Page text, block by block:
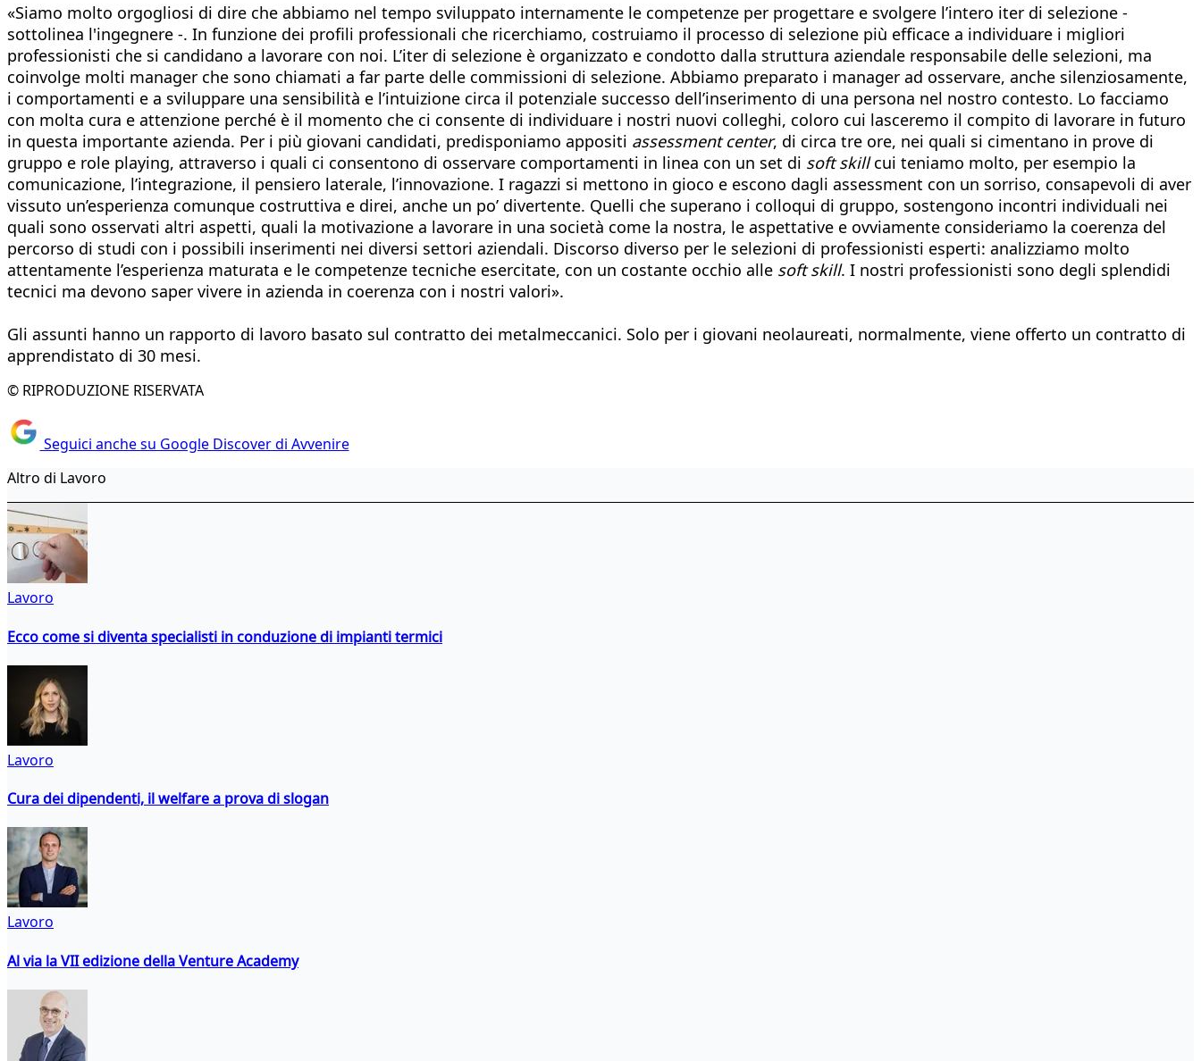
«Siamo molto orgogliosi di dire che abbiamo nel tempo sviluppato internamente le competenze per progettare e svolgere l’intero iter di selezione -
sottolinea l'ingegnere -. In funzione dei profili professionali che ricerchiamo, costruiamo il processo di selezione più efficace a individuare i migliori
professionisti che si candidano a lavorare con noi. L’iter di selezione è organizzato e condotto dalla struttura aziendale responsabile delle selezioni, ma
coinvolge molti manager che sono chiamati a far parte delle commissioni di selezione. Abbiamo preparato i manager ad osservare, anche silenziosamente,
i comportamenti e a sviluppare una sensibilità e l’intuizione circa il potenziale successo dell’inserimento di una persona nel nostro contesto. Lo facciamo
con molta cura e attenzione perché è il momento che ci consente di individuare i nostri nuovi colleghi, coloro cui lasceremo il compito di lavorare in futuro
in questa importante azienda. Per i più giovani candidati, predisponiamo appositi assessment center, di circa tre ore, nei quali si cimentano in prove di
gruppo e role playing, attraverso i quali ci consentono di osservare comportamenti in linea con un set di soft skillcui teniamo molto, per esempio la
comunicazione, l’integrazione, il pensiero laterale, l’innovazione. I ragazzi si mettono in gioco e escono dagli assessment con un sorriso, consapevoli di aver
vissuto un’esperienza comunque costruttiva e direi, anche un po’ divertente. Quelli che superano i colloqui di gruppo, sostengono incontri individuali nei
quali sono osservati altri aspetti, quali la motivazione a lavorare in una società come la nostra, le aspettative e ovviamente consideriamo la coerenza del
percorso di studi con i possibili inserimenti nei diversi settori aziendali. Discorso diverso per le selezioni di professionisti esperti: analizziamo molto
attentamente l’esperienza maturata e le competenze tecniche esercitate, con un costante occhio alle soft skill. I nostri professionisti sono degli splendidi
tecnici ma devono saper vivere in azienda in coerenza con i nostri valori».
Gli assunti hanno un rapporto di lavoro basato sul contratto dei metalmeccanici. Solo per i giovani neolaureati, normalmente, viene offerto un contratto di
apprendistato di 30 mesi.
© RIPRODUZIONE RISERVATA
Seguici anche su Google Discover di Avvenire
Altro di Lavoro
Lavoro
Ecco come si diventa specialisti in conduzione di impianti termici
Lavoro
Cura dei dipendenti, il welfare a prova di slogan
Lavoro
Al via la VII edizione della Venture Academy